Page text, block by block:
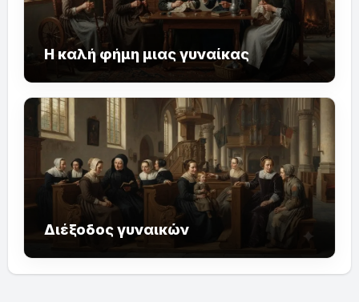
Η καλή φήμη μιας γυναίκας
Διέξοδος γυναικών